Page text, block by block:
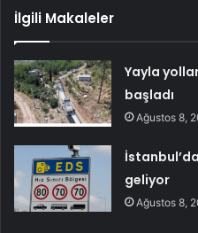
İlgili Makaleler
Yayla
başladı
Ağustos 8,
geliyor
Ağustos 8,